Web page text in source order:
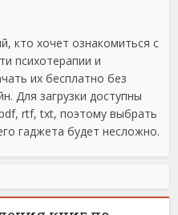
кто хочет ознакомиться с
психотерапии и
их бесплатно без
Для загрузки доступны
rtf, txt, поэтому выбрать
гаджета будет несложно.